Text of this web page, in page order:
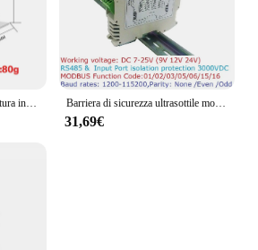
Relè a stato solido con copertura in plastica 10A ~ 150A DA DD AA Relè di controllo CC monofase AC 220V a 3-32VDC SSR-10DA 25DA 40DA Barriera di sicurezza ultrasottile modulo IO RS485 8DI-8DO RS485 uscita ingresso digitale NPN MODBUS RTU per apparecchiature industriali PLC relè
31,69€